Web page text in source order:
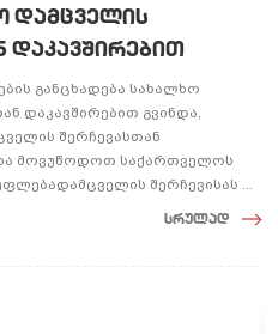
დამცველის
დაკავშირებით
განცხადება სახალხო
დაკავშირებით გვინდა,
შერჩევასთან
მოვუწოდოთ საქართველოს
შერჩევისას ...
სრულად